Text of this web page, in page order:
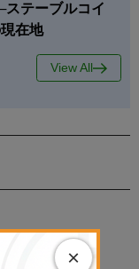
テーブルコイ
在地
View All
×